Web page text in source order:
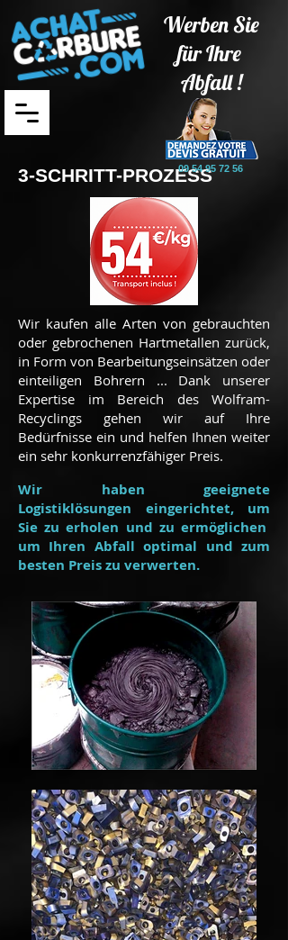
Werben Sie
für Ihre
Abfall !
09 54 95 72 56
3-SCHRITT-PROZESS
Wir kaufen alle Arten von gebrauchten
oder gebrochenen Hartmetallen zurück,
in Form von Bearbeitungseinsätzen oder
einteiligen Bohrern ... Dank unserer
Expertise im Bereich des Wolfram-
Recyclings gehen wir auf Ihre
Bedürfnisse ein und helfen Ihnen weiter
ein sehr konkurrenzfähiger Preis.
Wir haben geeignete
Logistiklösungen eingerichtet,
um
Sie zu erholen und zu ermöglichen
um Ihren Abfall optimal und zum
besten Preis zu verwerten.